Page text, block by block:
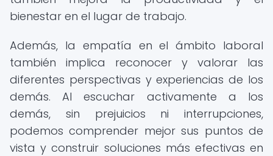
bienestar en el lugar de trabajo.
Además, la empatía en el ámbito laboral
también implica reconocer y valorar las
diferentes perspectivas y experiencias de los
demás. Al escuchar activamente a los
demás, sin prejuicios ni interrupciones,
podemos comprender mejor sus puntos de
vista y construir soluciones más efectivas en